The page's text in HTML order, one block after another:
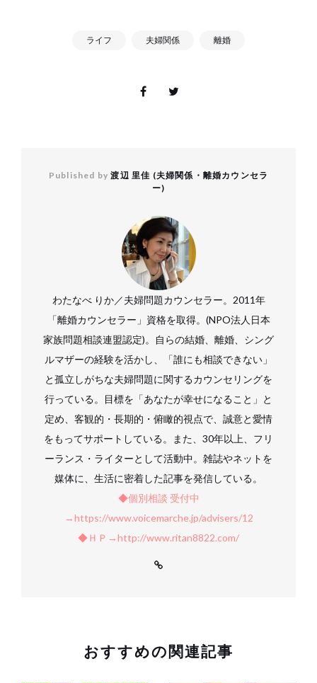
ライフ 夫婦関係 離婚
Published by 渡辺 里佳 (夫婦関係・離婚カウンセラ
ー)
わたなべ りか／夫婦問題カウンセラー。2011年
「離婚カウンセラー」資格を取得。(NPO法人日本
家族問題相談連盟認定)。自らの結婚、離婚、シング
ルマザーの経験を活かし、「誰にも相談できない」
と孤立しがちな夫婦問題に関するカウンセリングを
行っている。目標を「あなたが幸せになること」と
定め、客観的・長期的・俯瞰的視点で、誠意と愛情
をもってサポートしている。また、30年以上、フリ
ーランス・ライターとして活動中。雑誌やネットを
媒体に、生活に密着した記事を発信している。
◆個別相談 受付中
→https://www.voicemarche.jp/advisers/12
◆ＨＰ→http://www.ritan8822.com/
おすすめの関連記事